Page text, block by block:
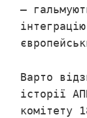
–
Варто
історії
комітету